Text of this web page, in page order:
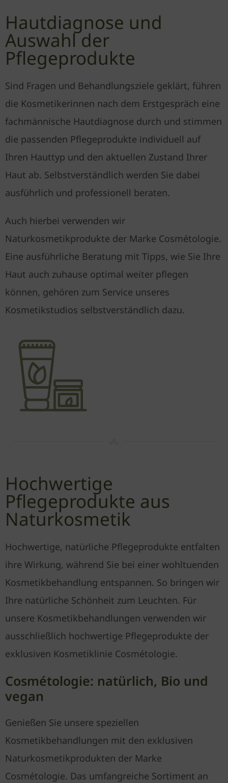
Hautdiagnose und
Auswahl der
Pflegeprodukte
Sind Fragen und Behandlungs­ziele geklärt, führen
die Kosmetikerinnen nach dem Erstgespräch eine
fachmännische Haut­diagnose durch und stimmen
die passenden Pflegeprodukte individuell auf
Ihren Hauttyp und den aktuellen Zustand Ihrer
Haut ab. Selbstverständlich werden Sie dabei
ausführlich und professionell beraten.
Auch hierbei verwenden wir
Naturkosmetikprodukte der Marke Cosmétologie.
Eine ausführliche Beratung mit Tipps, wie Sie Ihre
Haut auch zuhause optimal weiter pflegen
können, gehören zum Service unseres
Kosmetikstudios selbstverständlich dazu.
Hochwertige
Pflegeprodukte aus
Naturkosmetik
Hochwertige, natürliche Pflegeprodukte entfalten
ihre Wirkung, während Sie bei einer wohltuenden
Kosmetikbehand­lung entspannen. So bringen wir
Ihre natürliche Schönheit zum Leuchten. Für
unsere Kosmetikbe­handlungen verwenden wir
aus­schließlich hochwertige Pflege­produkte der
exklusiven Kosmetiklinie Cosmétologie.
Cosmétologie: natürlich, Bio und
vegan
Genießen Sie unsere speziellen
Kosmetikbehandlungen mit den exklusiven
Naturkosmetikprodukten der Marke
Cosmétologie. Das umfangreiche Sortiment an